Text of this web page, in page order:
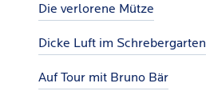
Die verlorene Mütze
Dicke Luft im Schrebergarten
Auf Tour mit Bruno Bär